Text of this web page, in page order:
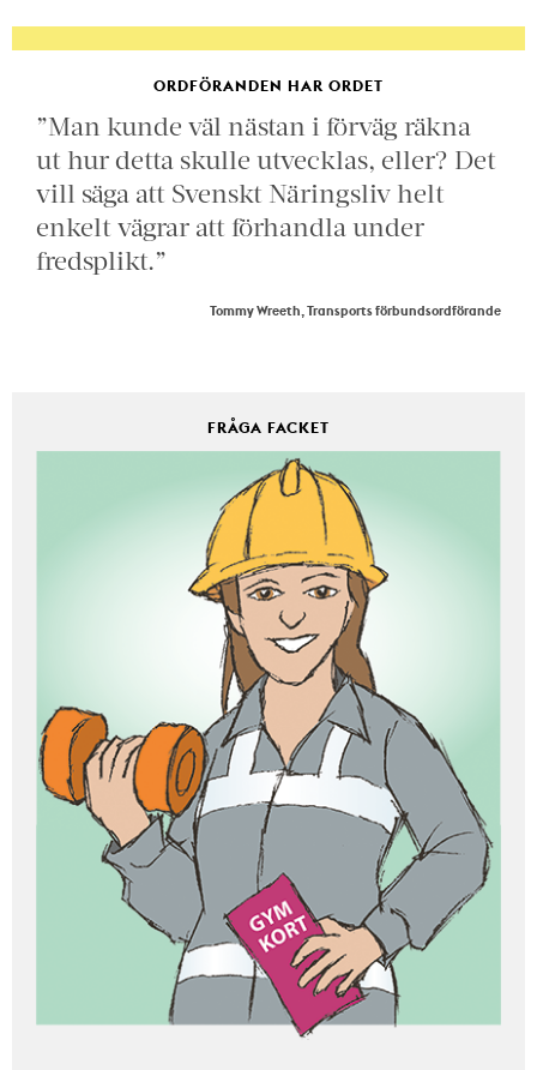
ORDFÖRANDEN HAR ORDET
”Man kunde väl nästan i förväg räkna
ut hur detta skulle utvecklas, eller? Det
vill säga att Svenskt Näringsliv helt
enkelt vägrar att förhandla under
fredsplikt.”
Tommy Wreeth, Transports förbundsordförande
FRÅGA FACKET